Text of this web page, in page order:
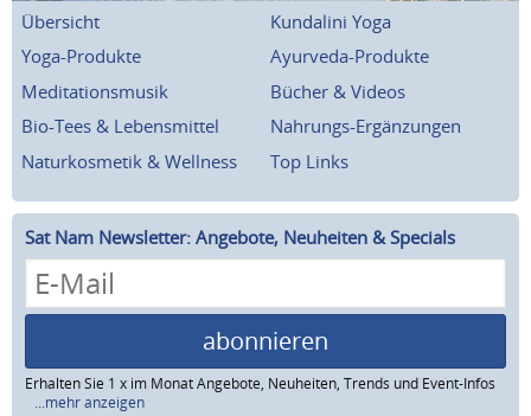
Übersicht
Kundalini Yoga
Yoga-Produkte
Ayurveda-Produkte
Meditationsmusik
Bücher & Videos
Bio-Tees & Lebensmittel
Nahrungs-Ergänzungen
Naturkosmetik & Wellness
Top Links
Sat Nam Newsletter: Angebote, Neuheiten & Specials
abonnieren
Erhalten Sie 1 x im Monat Angebote, Neuheiten, Trends und Event-Infos
...mehr anzeigen